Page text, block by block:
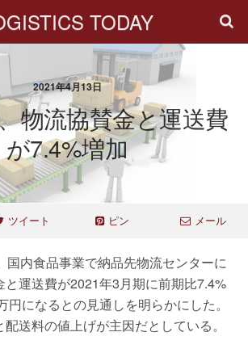
TODAY
2021年4月13日
物流協賛金と運送費
が7.4%増加
ツイート ピン メール
国内食品事業で納品先物流センターに
と運送費が2021年3月期に前期比7.4%
円になるとの見通しを明らかにした。
送料の値上げが主因だとしている。